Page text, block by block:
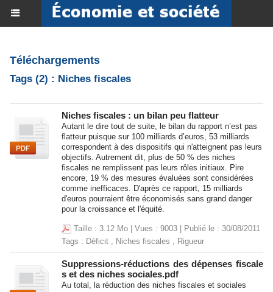
Téléchargements
Tags (2) : Niches fiscales
Niches fiscales : un bilan peu flatteur
Autant le dire tout de suite, le bilan du rapport n’est pas
flatteur puisque sur 100 milliards d’euros, 53 milliards
correspondent à des dispositifs qui n'atteignent pas leurs
objectifs. Autrement dit, plus de 50 % des niches
fiscales ne remplissent pas leurs rôles initiaux. Pire
encore, 19 % des mesures évaluées sont considérées
comme inefficaces. D'après ce rapport, 15 milliards
d'euros pourraient être économisés sans grand danger
pour la croissance et l'équité.
Taille : 3.12 Mo | Vues : 9003 | Publié le : 30/08/2011
Tags : Déficit , Niches fiscales , Rigueur
Suppressions-réductions des dépenses fiscale
s et des niches sociales.pdf
Au total, la réduction des niches fiscales et sociales